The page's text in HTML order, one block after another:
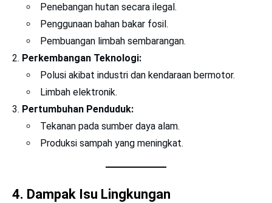
Penebangan hutan secara ilegal.
Penggunaan bahan bakar fosil.
Pembuangan limbah sembarangan.
Perkembangan Teknologi:
Polusi akibat industri dan kendaraan bermotor.
Limbah elektronik.
Pertumbuhan Penduduk:
Tekanan pada sumber daya alam.
Produksi sampah yang meningkat.
4. Dampak Isu Lingkungan